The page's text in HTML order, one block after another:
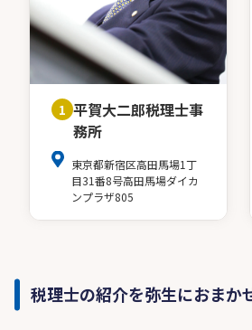
1 平賀大二郎税理士事
務所
東京都新宿区高田馬場1丁
目31番8号高田馬場ダイカ
ンプラザ805
税理士の紹介を弥生におまか